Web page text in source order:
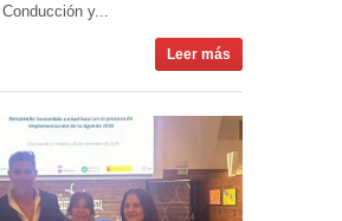
y...
Leer más